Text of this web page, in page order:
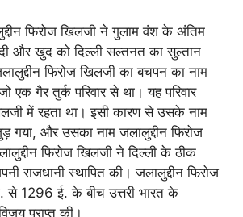
फिरोज खिलजी ने गुलाम वंश के अंतिम
और खुद को दिल्ली सल्तनत का सुल्तान
फिरोज खिलजी का बचपन का नाम
एक गैर तुर्क परिवार से था। यह परिवार
में रहता था। इसी कारण से उसके नाम
और उसका नाम जलालुद्दीन फिरोज
फिरोज खिलजी ने दिल्ली के ठीक
राजधानी स्थापित की। जलालुद्दीन फिरोज
1296 ई. के बीच उत्तरी भारत के
प्राप्त की।